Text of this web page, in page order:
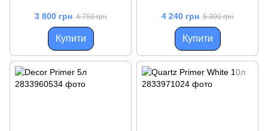
3 800 грн 4 750 грн
Купити
4 240 грн 5 300 грн
Купити